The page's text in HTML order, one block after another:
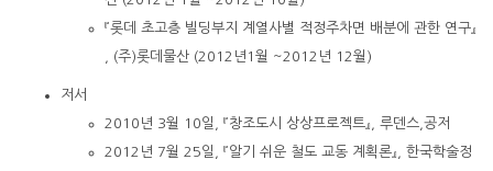
『롯데 초고층 빌딩부지 계열사별 적정주차면 배분에 관한 연구』
, (주)롯데물산 (2012년1월 ~2012년 12월)
저서
2010년 3월 10일, 『창조도시 상상프로젝트』, 루덴스,공저
2012년 7월 25일, 『알기 쉬운 철도 교동 계획론』, 한국학술정